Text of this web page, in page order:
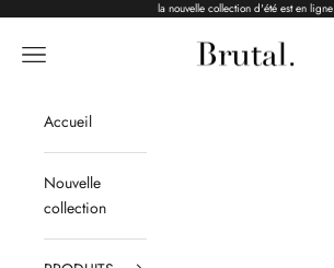
la nouvelle collection d'été est en ligne
Brutal Ceramics
Menu
Accueil
Nouvelle
collection